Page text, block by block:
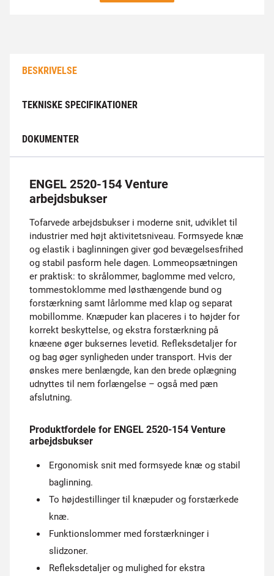
BESKRIVELSE
TEKNISKE SPECIFIKATIONER
DOKUMENTER
ENGEL 2520-154 Venture
arbejdsbukser
Tofarvede arbejdsbukser i moderne snit, udviklet til
industrier med højt aktivitetsniveau. Formsyede knæ
og elastik i baglinningen giver god bevægelsesfrihed
og stabil pasform hele dagen. Lommeopsætningen
er praktisk: to skrålommer, baglomme med velcro,
tommestoklomme med løsthængende bund og
forstærkning samt lårlomme med klap og separat
mobillomme. Knæpuder kan placeres i to højder for
korrekt beskyttelse, og ekstra forstærkning på
knæene øger buksernes levetid. Refleksdetaljer for
og bag øger synligheden under transport. Hvis der
ønskes mere benlængde, kan den brede oplægning
udnyttes til nem forlængelse – også med pæn
afslutning.
Produktfordele for ENGEL 2520-154 Venture
arbejdsbukser
Ergonomisk snit med formsyede knæ og stabil
baglinning.
To højdestillinger til knæpuder og forstærkede
knæ.
Funktionslommer med forstærkninger i
slidzoner.
Refleksdetaljer og mulighed for ekstra